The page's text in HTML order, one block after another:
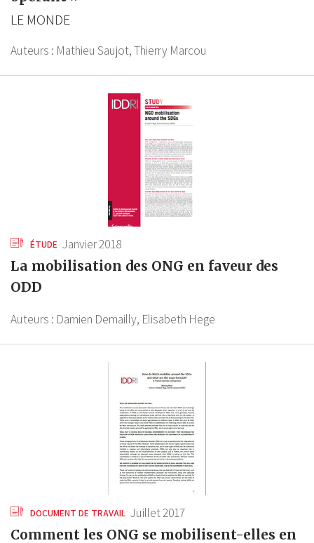
LE MONDE
Auteurs : Mathieu Saujot,Thierry Marcou
ÉTUDE Janvier 2018
La mobilisation des ONG en faveur des
ODD
Auteurs : Damien Demailly, Elisabeth Hege
DOCUMENT DE TRAVAIL Juillet 2017
Comment les ONG se mobilisent-elles en